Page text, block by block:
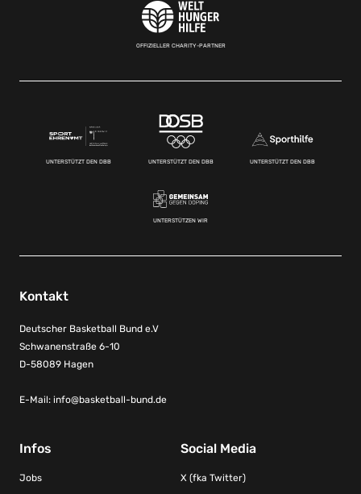
OFFIZIELLER CHARITY-PARTNER
UNTERSTÜTZT DEN DBB UNTERSTÜTZT DEN DBB UNTERSTÜTZT DEN DBB
UNTERSTÜTZEN WIR
Kontakt
Deutscher Basketball Bund e.V
Schwanenstraße 6-10
D-58089 Hagen
E-Mail: info@basketball-bund.de
Infos
Jobs
Social Media
X (fka Twitter)